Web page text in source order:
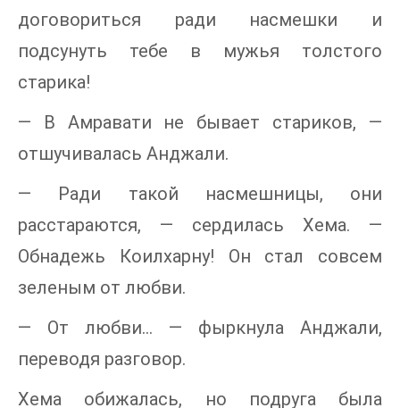
договориться ради насмешки и
подсунуть тебе в мужья толстого
старика!
— В Амравати не бывает стариков, —
отшучивалась Анджали.
— Ради такой насмешницы, они
расстараются, — сердилась Хема. —
Обнадежь Коилхарну! Он стал совсем
зеленым от любви.
— От любви… — фыркнула Анджали,
переводя разговор.
Хема обижалась, но подруга была